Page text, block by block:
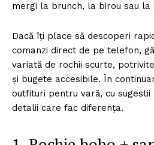
mergi la brunch, la birou sau la
Dacă îți place să descoperi
comanzi direct de pe telefon,
variată de rochii scurte,
și bugete accesibile. În
outfituri pentru vară, cu
detalii care fac diferența.